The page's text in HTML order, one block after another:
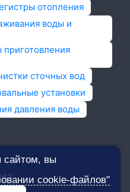
отопления
воды и
сточных вод
установки
давления воды
сайтом, вы
cookie-файлов"